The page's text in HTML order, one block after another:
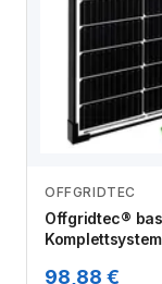
OFFGRIDTEC
Offgridtec®
Komplettsystem
98,88 €